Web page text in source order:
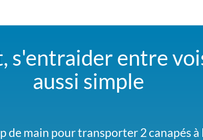
s'entraider entre
aussi simple
de main pour transporter 2 canapés
un covoiturage pour aller au